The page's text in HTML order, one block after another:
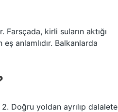
kirli suların aktığı
anlamlıdır. Balkanlarda
Doğru yoldan ayrılıp dalalete